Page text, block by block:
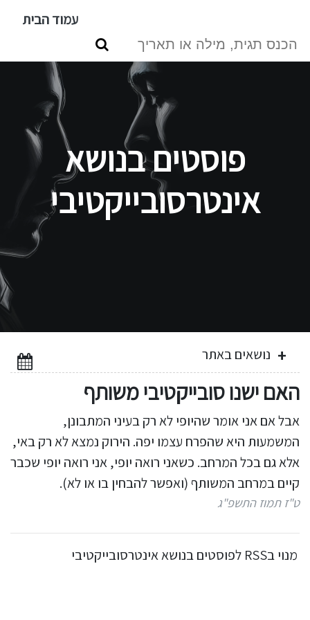
לתוכן
עמוד הבית
פוסטים בנושא
אינטרסובייקטיבי
נושאים באתר
האם ישנו סובייקטיבי משותף
אבל אם אני אומר שהיופי לא רק בעיני המתבונן,
המשמעות היא שהפרח עצמו יפה. הירוק נמצא לא רק באי,
אלא גם בכל המרחב. כשאני רואה יופי, אני רואה יופי שכבר
קיים במרחב המשותף (ואפשר להבחין בו או לא).
ט"ז תמוז התשפ"ג
מנוי בRSS לפוסטים בנושא אינטרסובייקטיבי